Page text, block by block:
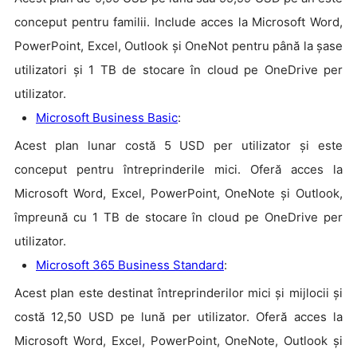
conceput pentru familii. Include acces la Microsoft Word,
PowerPoint, Excel, Outlook și OneNot pentru până la șase
utilizatori și 1 TB de stocare în cloud pe OneDrive per
utilizator.
Microsoft Business Basic:
Acest plan lunar costă 5 USD per utilizator și este
conceput pentru întreprinderile mici. Oferă acces la
Microsoft Word, Excel, PowerPoint, OneNote și Outlook,
împreună cu 1 TB de stocare în cloud pe OneDrive per
utilizator.
Microsoft 365 Business Standard:
Acest plan este destinat întreprinderilor mici și mijlocii și
costă 12,50 USD pe lună per utilizator. Oferă acces la
Microsoft Word, Excel, PowerPoint, OneNote, Outlook și